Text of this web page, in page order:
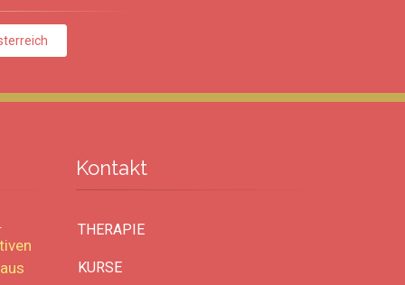
Kontakt
THERAPIE
KURSE